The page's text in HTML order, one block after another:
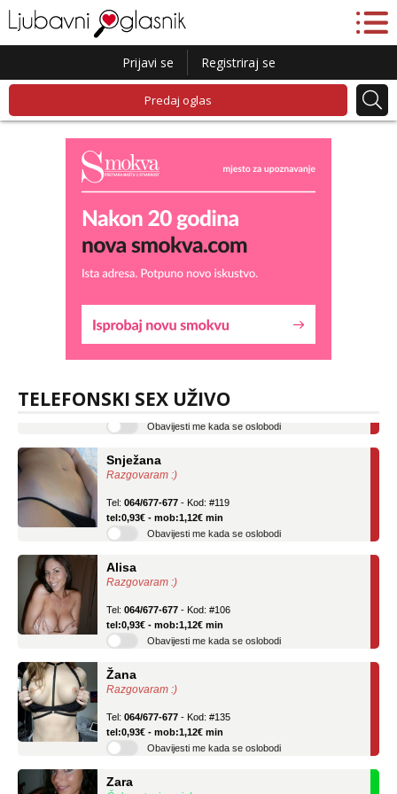
Prijavi se Registriraj se
Predaj oglas
TELEFONSKI SEX UŽIVO
tel:0,93€ - mob:1,12€ min
Razgovaram :)
tel:0,93€ - mob:1,12€ min
Obavijesti me kada se oslobodi
Razgovaram :)
tel:0,93€ - mob:1,12€ min
Obavijesti me kada se oslobodi
Razgovaram :)
tel:0,93€ - mob:1,12€ min
Obavijesti me kada se oslobodi
Čekam tvoj poziv!